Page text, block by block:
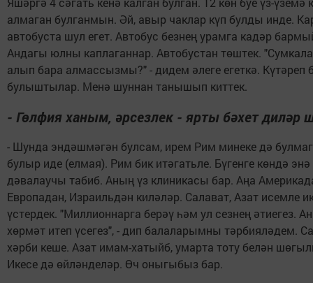
алмаган булганмын. Әй, авыр чаклар күп булды инде.
автобуста шул егет. Автобус безнең урамга кадәр
Андагы юлны каплаганнар. Автобустан төштек.
алып бара алмассызмы?" - дидем әлеге егеткә. Күтәреп
булыштылар. Менә шуннан танышып киттек.
- Гөлфия ханым, әрсезлек - ярты бәхет диләр
- Шунда эндәшмәгән булсам, ирем Рим минеке дә
булыр иде (елмая). Рим бик итәгатьле. Бүгенге көндә
дәвалаучы табиб. Аның үз клиникасы бар. Аңа
Европадан, Израильдән киләләр. Салават, Азат исемле
үстердек. "Миллионнарга берәү һәм ул сезнең әтиегез.
хөрмәт итеп үсегез", - дип балаларымны тәрбияләдем.
хәрби кеше. Азат имам-хатыйб, умарта тоту белән
Икесе дә өйләнделәр. Өч оныгыбыз бар.